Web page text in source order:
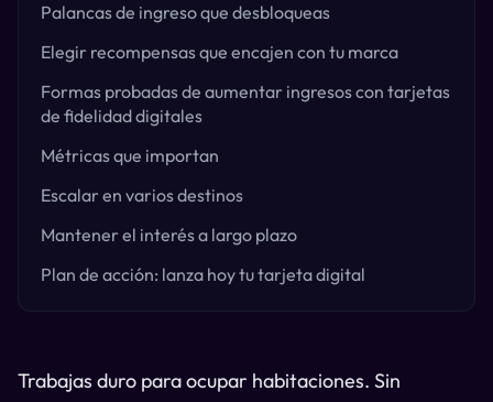
Palancas de ingreso que desbloqueas
Elegir recompensas que encajen con tu marca
Formas probadas de aumentar ingresos con tarjetas
de fidelidad digitales
Métricas que importan
Escalar en varios destinos
Mantener el interés a largo plazo
Plan de acción: lanza hoy tu tarjeta digital
Trabajas duro para ocupar habitaciones. Sin